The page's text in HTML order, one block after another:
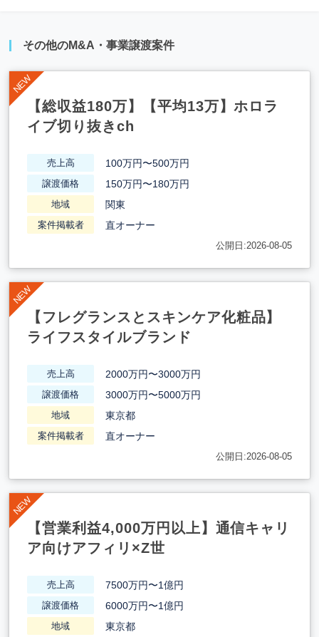
その他のM&A・事業譲渡案件
【総収益180万】【平均13万】ホロラ
イブ切り抜きch
売上高 100万円〜500万円
譲渡価格 150万円〜180万円
地域 関東
案件掲載者 直オーナー
公開日:2026-08-05
【フレグランスとスキンケア化粧品】
ライフスタイルブランド
売上高 2000万円〜3000万円
譲渡価格 3000万円〜5000万円
地域 東京都
案件掲載者 直オーナー
公開日:2026-08-05
【営業利益4,000万円以上】通信キャリ
ア向けアフィリ×Z世
売上高 7500万円〜1億円
譲渡価格 6000万円〜1億円
地域 東京都